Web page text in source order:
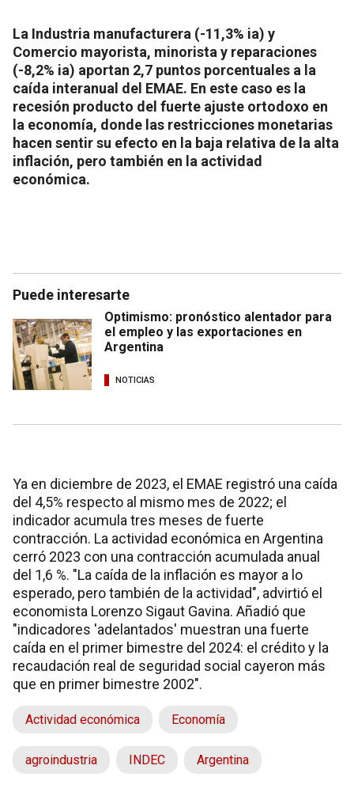
La Industria manufacturera (-11,3% ia) y
Comercio mayorista, minorista y reparaciones
(-8,2% ia) aportan 2,7 puntos porcentuales a la
caída interanual del EMAE. En este caso es la
recesión producto del fuerte ajuste ortodoxo en
la economía, donde las restricciones monetarias
hacen sentir su efecto en la baja relativa de la alta
inflación, pero también en la actividad
económica.
Puede interesarte
Optimismo: pronóstico alentador para
el empleo y las exportaciones en
Argentina
NOTICIAS
Ya en diciembre de 2023, el EMAE registró una caída
del 4,5% respecto al mismo mes de 2022; el
indicador acumula tres meses de fuerte
contracción. La actividad económica en Argentina
cerró 2023 con una contracción acumulada anual
del 1,6 %. "La caída de la inflación es mayor a lo
esperado, pero también de la actividad", advirtió el
economista Lorenzo Sigaut Gavina. Añadió que
"indicadores 'adelantados' muestran una fuerte
caída en el primer bimestre del 2024: el crédito y la
recaudación real de seguridad social cayeron más
que en primer bimestre 2002".
Actividad económica Economía
agroindustria INDEC Argentina